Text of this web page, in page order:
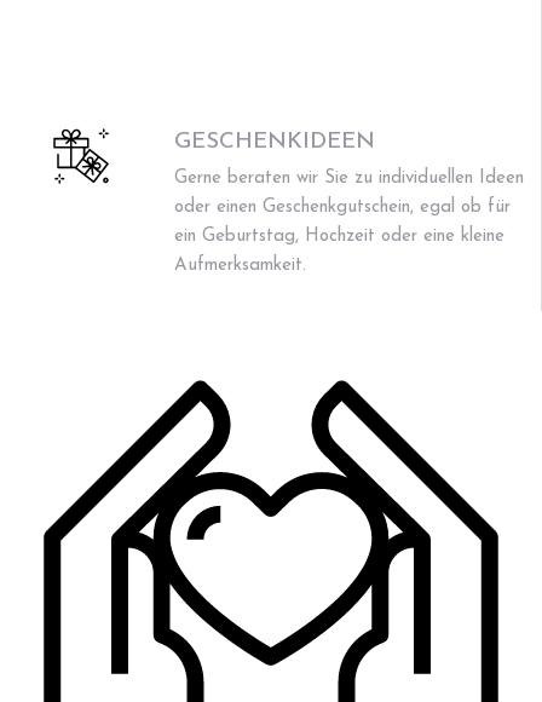
GESCHENKIDEEN
Gerne beraten wir Sie zu individuellen Ideen
oder einen Geschenkgutschein, egal ob für
ein Geburtstag, Hochzeit oder eine kleine
Aufmerksamkeit.